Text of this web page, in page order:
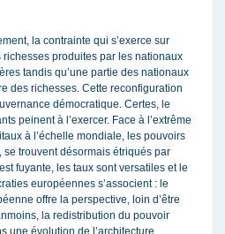
la contrainte qui s’exerce sur
richesses produites par les nationaux
tandis qu’une partie des nationaux
des richesses. Cette reconfiguration
démocratique. Certes, le
peinent à l’exercer. Face à l’extrême
à l’échelle mondiale, les pouvoirs
trouvent désormais étriqués par
fuyante, les taux sont versatiles et le
européennes s’associent : le
offre la perspective, loin d’être
la redistribution du pouvoir
une évolution de l’architecture